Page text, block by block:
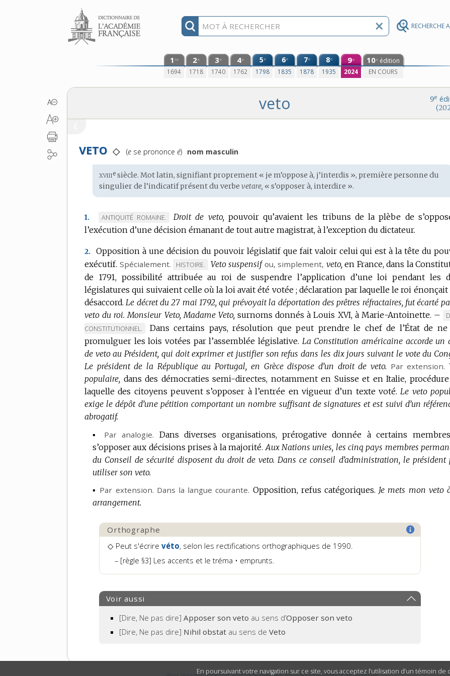
En poursuivant votre navigation sur ce site, vous acceptez l’utilisation d’un témoin de
RECHERCHE
Aller au contenu
1 re
1694
2e
1718
3e
1740
4e
1762
5e
1798
6e
1835
7e
1878
8e
1935
9e
2024
10e édition
EN COURS
9e
veto
VETO ◇
Prononciation
(e se prononceé) nom masculin
Étymologie
:
xviiie siècle. Motlatin, signifiant proprement « je m’oppose à, j’interdis », première personne du
singulier de l’indicatif présent du verbevetare, « s’opposer à, interdire ».
1.
MARQUE
DE
:
ANTIQUITÉ ROMAINE. Droit de veto, pouvoir qu’avaient les tribuns de la plèbe de
l’exécution d’une décision émanant de tout autre magistrat, à l’exception du dictateur.
2.
Opposition à une décision du pouvoir législatif que fait valoir celui qui est à la tête du
exécutif. Spécialement.
MARQUE
DE
DOMAINE
:
HISTOIRE. Veto suspensif ou, simplement, veto, en France, dans la
de 1791, possibilité attribuée au roi de suspendre l’application d’une loi pendant les
législatures qui suivaient celle où la loi avait été votée ; déclaration par laquelle le roi énonçait
désaccord. Le décret du 27 mai 1792, qui prévoyait la déportation des prêtres réfractaires, fut écarté
veto du roi. Monsieur Veto, Madame Veto, surnoms donnés à Louis XVI, à Marie-Antoinette. –
:
CONSTITUTIONNEL.
Dans certains pays, résolution que peut prendre le chef de l’État de ne
promulguer les lois votées par l’assemblée législative. La Constitution américaine accorde un
de veto au Président, qui doit exprimer et justifier son refus dans les dix jours suivant le vote du
Le président de la République au Portugal, en Grèce dispose d’un droit de veto. Par extension.
populaire, dans des démocraties semi-directes, notamment en Suisse et en Italie,
laquelle des citoyens peuvent s’opposer à l’entrée en vigueur d’un texte voté. Le veto
exige le dépôt d’une pétition comportant un nombre suffisant de signatures et est suivi d’un
abrogatif.
▪ Par analogie. Dans diverses organisations, prérogative donnée à certains
s’opposer aux décisions prises à la majorité. Aux Nations unies, les cinq pays membres
du Conseil de sécurité disposent du droit de veto. Dans ce conseil d’administration, le président
utiliser son veto.
▪ Par extension. Dans la langue courante. Opposition, refus catégoriques. Je mets mon veto
arrangement.
Orthographe
◇ Peut s'écrirevéto, selon les rectifications orthographiques de 1990.
[règle §3] Les accents et le tréma • emprunts.
Voir aussi
[Dire, Ne pas dire]Apposer son veto au sens d’Opposer son veto
[Dire, Ne pas dire] Nihil obstat au sens de Veto